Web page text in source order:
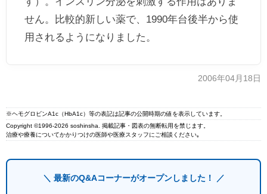
せん。比較的新しい薬で、1990年台後半から使
用されるようになりました。
2006年04月18日
※ヘモグロビンA1c（HbA1c）等の表記は記事の公開時期の値を表示しています。
Copyright ©1996-2026 soshinsha. 掲載記事・図表の無断転用を禁じます。
治療や療養についてかかりつけの医師や医療スタッフにご相談ください｡
＼ 最新のQ&Aコーナーがオープンしました！ ／